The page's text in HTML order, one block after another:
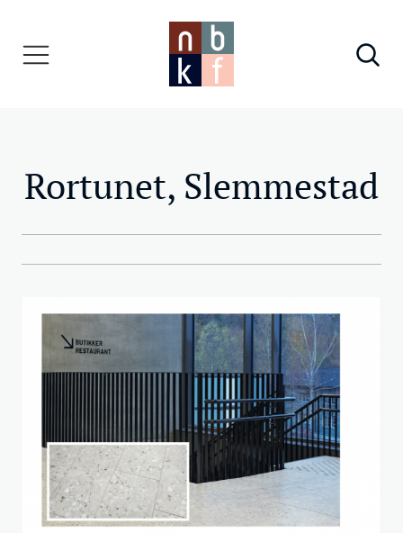
Rortunet, Slemmestad